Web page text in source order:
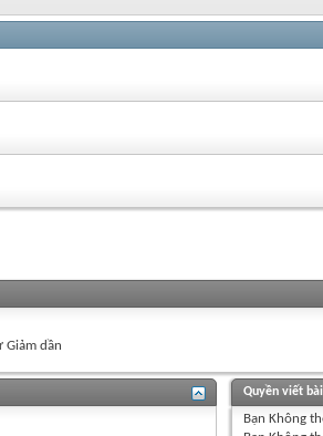
Giảm dần
Quyền viết bài
Bạn Không